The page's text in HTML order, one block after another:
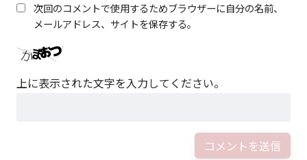
次回のコメントで使用するためブラウザーに自分の名前、
メールアドレス、サイトを保存する。
上に表示された文字を入力してください。